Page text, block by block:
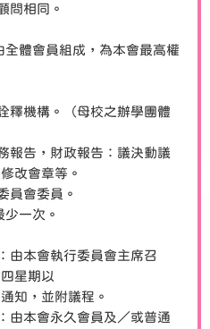
相同。
會員組成，為本會最高權
構。（母校之辦學團體
，財政報告：議決動議
改會章等。
會委員。
一次。
會執行委員會主席召
星期以
並附議程。
會永久會員及／或普通